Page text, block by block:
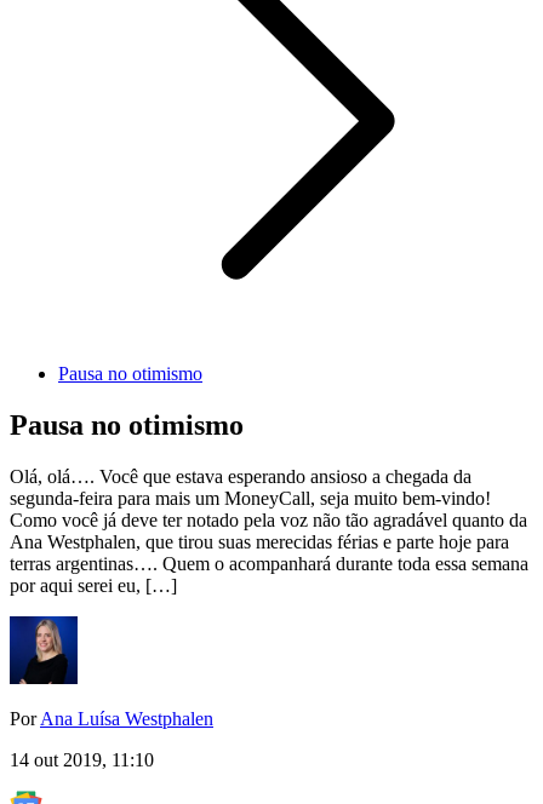
Pausa no otimismo
Pausa no otimismo
Olá, olá…. Você que estava esperando ansioso a chegada da
segunda-feira para mais um MoneyCall, seja muito bem-vindo!
Como você já deve ter notado pela voz não tão agradável quanto da
Ana Westphalen, que tirou suas merecidas férias e parte hoje para
terras argentinas…. Quem o acompanhará durante toda essa semana
por aqui serei eu, […]
PorAna Luísa Westphalen
14 out 2019, 11:10